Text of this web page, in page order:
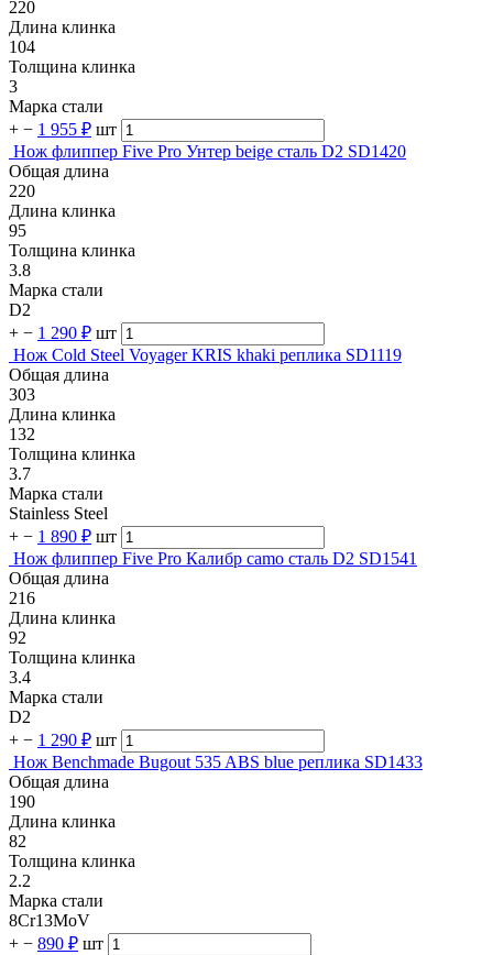
220
Длина клинка
104
Толщина клинка
3
Марка стали
+ − 1 955 ₽ шт
Нож флиппер Five Pro Унтер beige сталь D2 SD1420
Общая длина
220
Длина клинка
95
Толщина клинка
3.8
Марка стали
D2
+ − 1 290 ₽ шт
Нож Cold Steel Voyager KRIS khaki реплика SD1119
Общая длина
303
Длина клинка
132
Толщина клинка
3.7
Марка стали
Stainless Steel
+ − 1 890 ₽ шт
Нож флиппер Five Pro Калибр camo сталь D2 SD1541
Общая длина
216
Длина клинка
92
Толщина клинка
3.4
Марка стали
D2
+ − 1 290 ₽ шт
Нож Benchmade Bugout 535 ABS blue реплика SD1433
Общая длина
190
Длина клинка
82
Толщина клинка
2.2
Марка стали
8Cr13MoV
+ − 890 ₽ шт